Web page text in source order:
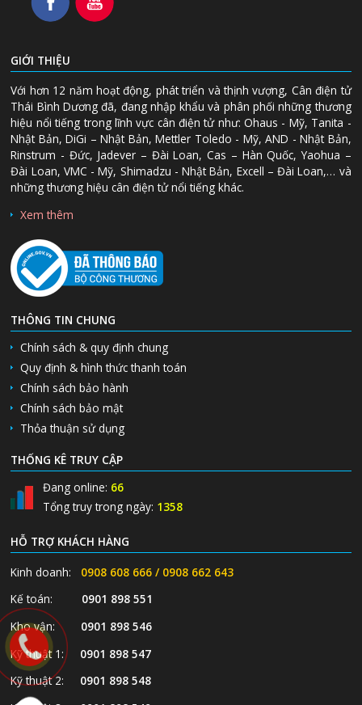
GIỚI THIỆU
Với hơn 12 năm hoạt động, phát triển và thịnh vượng, Cân điện tử
Thái Bình Dương đã, đang nhập khẩu và phân phối những thương
hiệu nổi tiếng trong lĩnh vực cân điện tử như: Ohaus - Mỹ, Tanita -
Nhật Bản, DiGi – Nhật Bản, Mettler Toledo - Mỹ, AND - Nhật Bản,
Rinstrum - Đức, Jadever – Đài Loan, Cas – Hàn Quốc, Yaohua –
Đài Loan, VMC - Mỹ, Shimadzu - Nhật Bản, Excell – Đài Loan,… và
những thương hiệu cân điện tử nổi tiếng khác.
Xem thêm
THÔNG TIN CHUNG
Chính sách & quy định chung
Quy định & hình thức thanh toán
Chính sách bảo hành
Chính sách bảo mật
Thỏa thuận sử dụng
THỐNG KÊ TRUY CẬP
Đang online: 66
Tổng truy trong ngày: 1358
HỖ TRỢ KHÁCH HÀNG
Kinh doanh:
0908 608 666 / 0908 662 643
Kế toán: 0901 898 551
Kho vận: 0901 898 546
Kỹ thuật 1: 0901 898 547
Kỹ thuật 2: 0901 898 548